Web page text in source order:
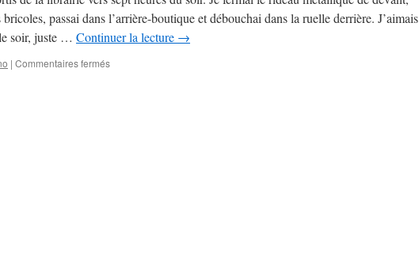
passai dans l’arrière-boutique et débouchai dans la ruelle derrière. J’aimais
soir, juste … Continuer la lecture →
| Commentaires ferméssur